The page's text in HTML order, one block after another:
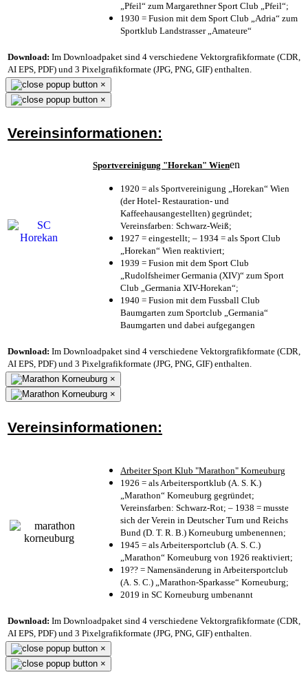
„Pfeil“ zum Margarethner Sport Club „Pfeil“;
1930 = Fusion mit dem Sport Club „Adria“ zum
Sportklub Landstrasser „Amateure“
Download: Im Downloadpaket sind 4 verschiedene Vektorgrafikformate (CDR,
AI EPS, PDF) und 3 Pixelgrafikformate (JPG, PNG, GIF) enthalten.
×
×
Vereinsinformationen:
Sportvereinigung "Horekan" Wienen
1920 = als Sportvereinigung „Horekan“ Wien
(der Hotel- Restauration- und
Kaffeehausangestellten) gegründet;
Vereinsfarben: Schwarz-Weiß;
1927 = eingestellt; – 1934 = als Sport Club
„Horekan“ Wien reaktiviert;
1939 = Fusion mit dem Sport Club
„Rudolfsheimer Germania (XIV)“ zum Sport
Club „Germania XIV-Horekan“;
1940 = Fusion mit dem Fussball Club
Baumgarten zum Sportclub „Germania“
Baumgarten und dabei aufgegangen
Download: Im Downloadpaket sind 4 verschiedene Vektorgrafikformate (CDR,
AI EPS, PDF) und 3 Pixelgrafikformate (JPG, PNG, GIF) enthalten.
×
×
Vereinsinformationen:
Arbeiter Sport Klub "Marathon" Korneuburg
1926 = als Arbeitersportklub (A. S. K.)
„Marathon“ Korneuburg gegründet;
Vereinsfarben: Schwarz-Rot; – 1938 = musste
sich der Verein in Deutscher Turn und Reichs
Bund (D. T. R. B.) Korneuburg umbenennen;
1945 = als Arbeitersportclub (A. S. C.)
„Marathon“ Korneuburg von 1926 reaktiviert;
19?? = Namensänderung in Arbeitersportclub
(A. S. C.) „Marathon-Sparkasse“ Korneuburg;
2019 in SC Korneuburg umbenannt
Download: Im Downloadpaket sind 4 verschiedene Vektorgrafikformate (CDR,
AI EPS, PDF) und 3 Pixelgrafikformate (JPG, PNG, GIF) enthalten.
×
×